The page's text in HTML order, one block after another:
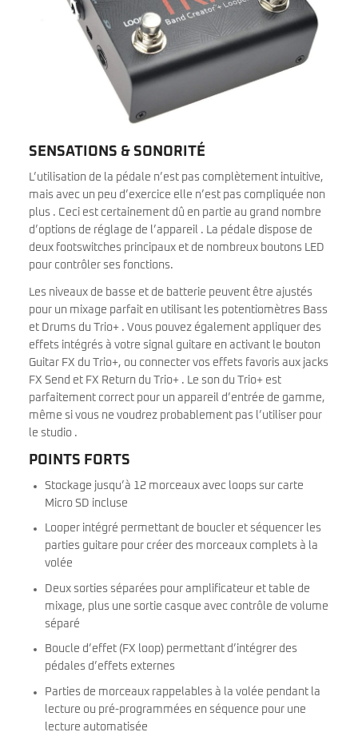
SENSATIONS & SONORITÉ
L’utilisation de la pédale n’est pas complètement intuitive,
mais avec un peu d’exercice elle n’est pas compliquée non
plus . Ceci est certainement dû en partie au grand nombre
d’options de réglage de l’appareil . La pédale dispose de
deux footswitches principaux et de nombreux boutons LED
pour contrôler ses fonctions.
Les niveaux de basse et de batterie peuvent être ajustés
pour un mixage parfait en utilisant les potentiomètres Bass
et Drums du Trio+ . Vous pouvez également appliquer des
effets intégrés à votre signal guitare en activant le bouton
Guitar FX du Trio+, ou connecter vos effets favoris aux jacks
FX Send et FX Return du Trio+ . Le son du Trio+ est
parfaitement correct pour un appareil d’entrée de gamme,
même si vous ne voudrez probablement pas l’utiliser pour
le studio .
POINTS FORTS
Stockage jusqu’à 12 morceaux avec loops sur carte
Micro SD incluse
Looper intégré permettant de boucler et séquencer les
parties guitare pour créer des morceaux complets à la
volée
Deux sorties séparées pour amplificateur et table de
mixage, plus une sortie casque avec contrôle de volume
séparé
Boucle d’effet (FX loop) permettant d’intégrer des
pédales d’effets externes
Parties de morceaux rappelables à la volée pendant la
lecture ou pré-programmées en séquence pour une
lecture automatisée